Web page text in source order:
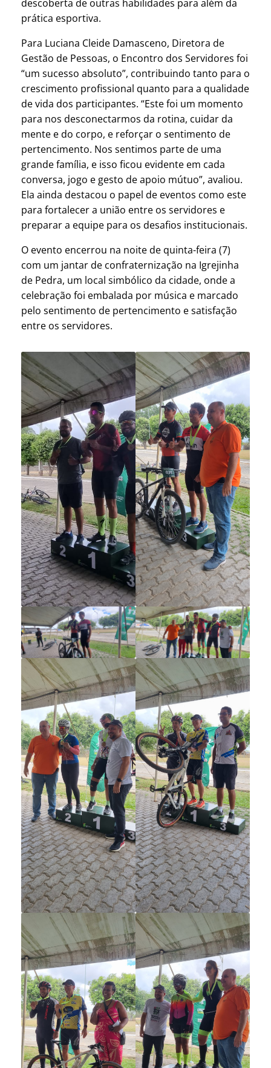
descoberta de outras habilidades para além da
prática esportiva.
Para Luciana Cleide Damasceno, Diretora de
Gestão de Pessoas, o Encontro dos Servidores foi
“um sucesso absoluto”, contribuindo tanto para o
crescimento profissional quanto para a qualidade
de vida dos participantes. “Este foi um momento
para nos desconectarmos da rotina, cuidar da
mente e do corpo, e reforçar o sentimento de
pertencimento. Nos sentimos parte de uma
grande família, e isso ficou evidente em cada
conversa, jogo e gesto de apoio mútuo”, avaliou.
Ela ainda destacou o papel de eventos como este
para fortalecer a união entre os servidores e
preparar a equipe para os desafios institucionais.
O evento encerrou na noite de quinta-feira (7)
com um jantar de confraternização na Igrejinha
de Pedra, um local simbólico da cidade, onde a
celebração foi embalada por música e marcado
pelo sentimento de pertencimento e satisfação
entre os servidores.